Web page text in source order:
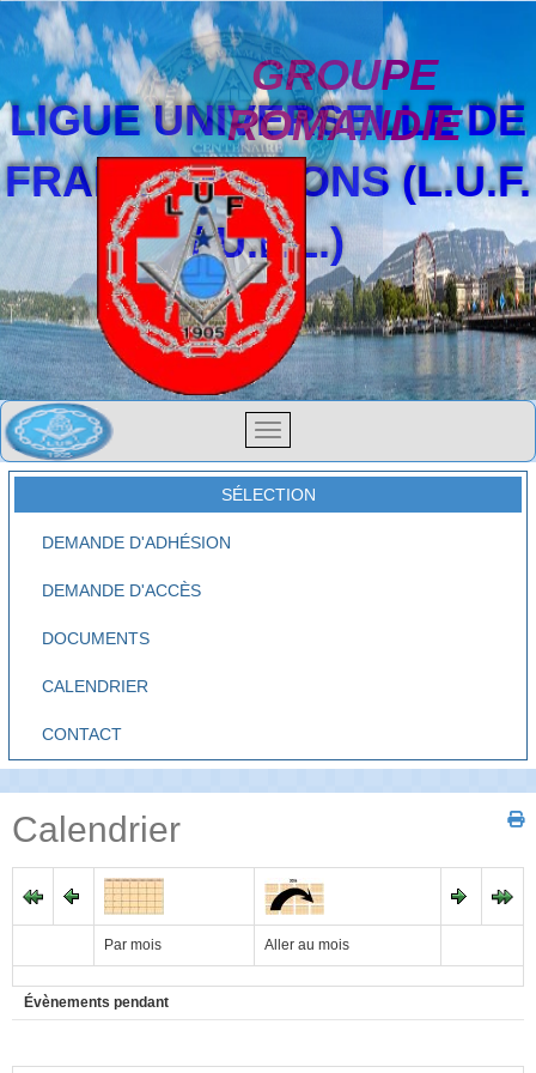
LIGUE UNIVERSELLE DE
FRANCS-MAÇONS (L.U.F.
/ U.F.L.)
GROUPE
ROMANDIE
SÉLECTION
DEMANDE D'ADHÉSION
DEMANDE D'ACCÈS
DOCUMENTS
CALENDRIER
CONTACT
Calendrier
Par mois Aller au mois
Évènements pendant